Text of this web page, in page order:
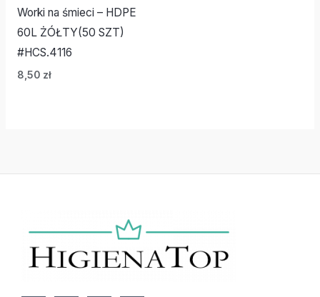
Worki na śmieci – HDPE
60L ŻÓŁTY(50 SZT)
#HCS.4116
8,50 zł